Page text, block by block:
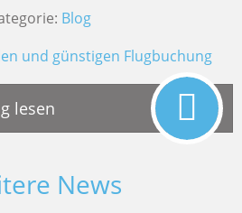
Blog
lesen
News